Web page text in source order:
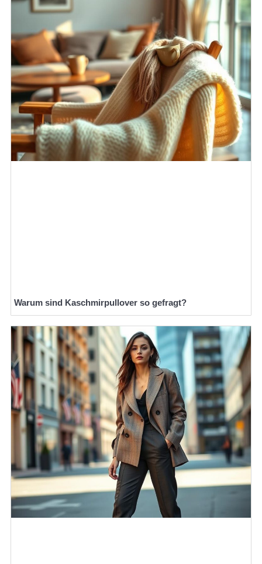
Warum sind Kaschmirpullover so gefragt?